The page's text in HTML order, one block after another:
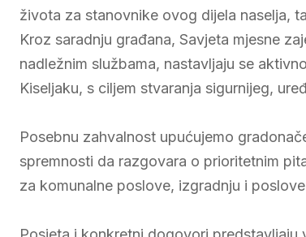
života za stanovnike ovog dijela naselja,
Kroz saradnju građana, Savjeta mjesne
nadležnim službama, nastavljaju se
Kiseljaku, s ciljem stvaranja sigurnijeg,
Posebnu zahvalnost upućujemo
spremnosti da razgovara o prioritetnim
za komunalne poslove, izgradnju i